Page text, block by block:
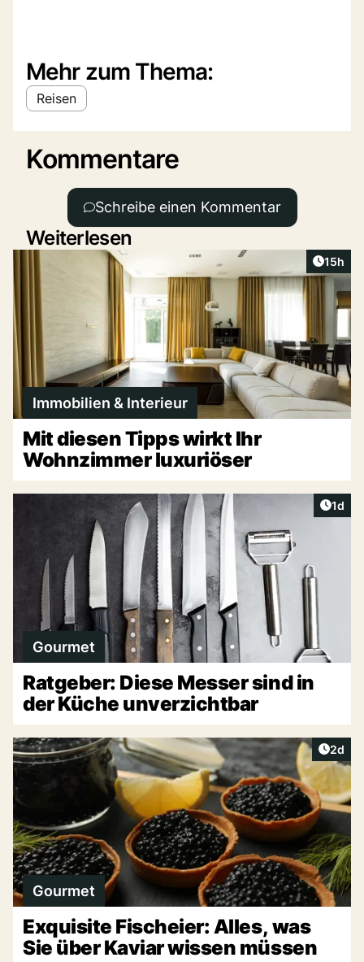
Mehr zum Thema:
Reisen
Kommentare
Schreibe einen Kommentar
Weiterlesen
Artikel
15h
Immobilien & Interieur
Mit diesen Tipps wirkt Ihr
Wohnzimmer luxuriöser
1d
Gourmet
Ratgeber: Diese Messer sind in
der Küche unverzichtbar
2d
Gourmet
Exquisite Fischeier: Alles, was
Sie über Kaviar wissen müssen